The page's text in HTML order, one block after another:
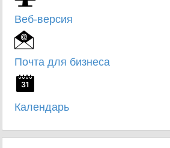
Веб-версия
Почта для бизнеса
Календарь